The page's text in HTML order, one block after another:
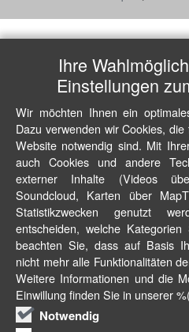
Ihre
Einstellungen
Wir möchten Ihnen ein
Dazu verwenden wir Cookies,
Website notwendig sind. Mit
auch Cookies und andere
externer Inhalte (Videos
Soundcloud, Karten über
Statistikzwecken genutzt
entscheiden, welche
beachten Sie, dass auf Basis
nicht mehr alle Funktionalitäten
Weitere Informationen und die
Einwillung finden Sie in unserer
Notwendig